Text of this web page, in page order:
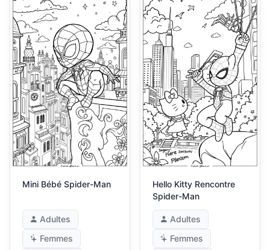
Mini Bébé Spider-Man
Adultes
Femmes
Hello Kitty Rencontre
Spider-Man
Adultes
Femmes